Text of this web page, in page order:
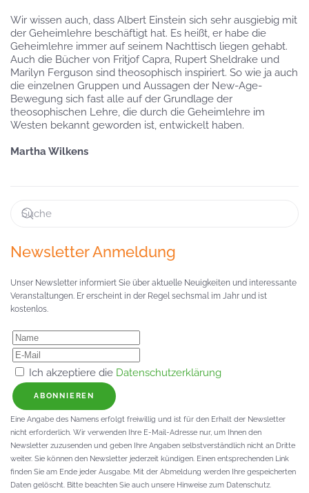
Wir wissen auch, dass Albert Einstein sich sehr ausgiebig mit
der Geheimlehre beschäftigt hat. Es heißt, er habe die
Geheimlehre immer auf seinem Nachttisch liegen gehabt.
Auch die Bücher von Fritjof Capra, Rupert Sheldrake und
Marilyn Ferguson sind theosophisch inspiriert. So wie ja auch
die einzelnen Gruppen und Aussagen der New-Age-
Bewegung sich fast alle auf der Grundlage der
theosophischen Lehre, die durch die Geheimlehre im
Westen bekannt geworden ist, entwickelt haben.
Martha Wilkens
Newsletter Anmeldung
Unser Newsletter informiert Sie über aktuelle Neuigkeiten und interessante
Veranstaltungen. Er erscheint in der Regel sechsmal im Jahr und ist
kostenlos.
Ich akzeptiere die Datenschutzerklärung
ABONNIEREN
Eine Angabe des Namens erfolgt freiwillig und ist für den Erhalt der Newsletter
nicht erforderlich. Wir verwenden Ihre E-Mail-Adresse nur, um Ihnen den
Newsletter zuzusenden und geben Ihre Angaben selbstverständlich nicht an Dritte
weiter. Sie können den Newsletter jederzeit kündigen. Einen entsprechenden Link
finden Sie am Ende jeder Ausgabe. Mit der Abmeldung werden Ihre gespeicherten
Daten gelöscht. Bitte beachten Sie auch unsere Hinweise zum Datenschutz.